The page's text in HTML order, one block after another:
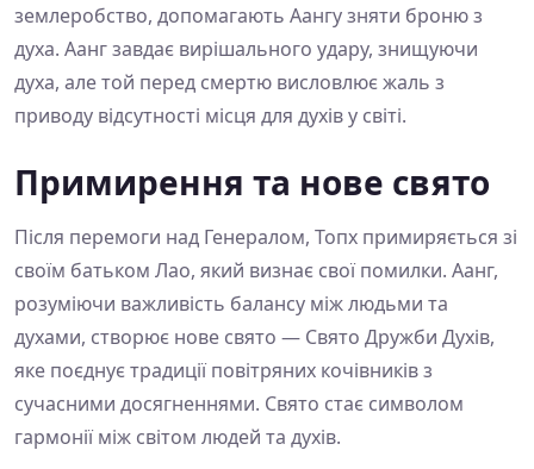
землеробство, допомагають Аангу зняти броню з
духа. Аанг завдає вирішального удару, знищуючи
духа, але той перед смертю висловлює жаль з
приводу відсутності місця для духів у світі.
Примирення та нове свято
Після перемоги над Генералом, Топх примиряється зі
своїм батьком Лао, який визнає свої помилки. Аанг,
розуміючи важливість балансу між людьми та
духами, створює нове свято — Свято Дружби Духів,
яке поєднує традиції повітряних кочівників з
сучасними досягненнями. Свято стає символом
гармонії між світом людей та духів.